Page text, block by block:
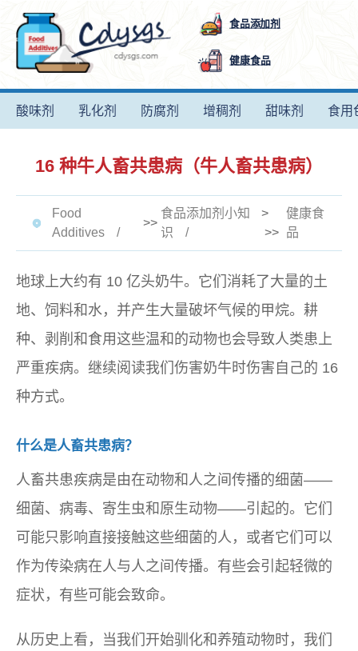
食品添加剂
健康食品
酸味剂 乳化剂 防腐剂 增稠剂 甜味剂 食用
16 种牛人畜共患病（牛人畜共患病）
Food
Additives
>>
食品添加剂小知
识
>
>>
健康食
品
地球上大约有 10 亿头奶牛。它们消耗了大量的土
地、饲料和水，并产生大量破坏气候的甲烷。耕
种、剥削和食用这些温和的动物也会导致人类患上
严重疾病。继续阅读我们伤害奶牛时伤害自己的 16
种方式。
什么是人畜共患病？
人畜共患疾病是由在动物和人之间传播的细菌——
细菌、病毒、寄生虫和原生动物——引起的。它们
可能只影响直接接触这些细菌的人，或者它们可以
作为传染病在人与人之间传播。有些会引起轻微的
症状，有些可能会致命。
从历史上看，当我们开始驯化和养殖动物时，我们